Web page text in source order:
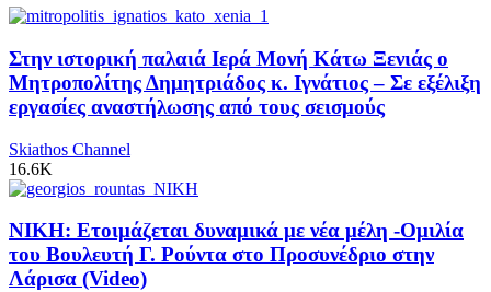
Στην ιστορική παλαιά Ιερά Μονή Κάτω Ξενιάς ο
Μητροπολίτης Δημητριάδος κ. Ιγνάτιος – Σε εξέλιξη
εργασίες αναστήλωσης από τους σεισμούς
Skiathos Channel
16.6K
ΝΙΚΗ: Ετοιμάζεται δυναμικά με νέα μέλη -Ομιλία
του Βουλευτή Γ. Ρούντα στο Προσυνέδριο στην
Λάρισα (Video)